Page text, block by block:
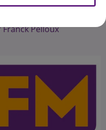
Franck Pelloux